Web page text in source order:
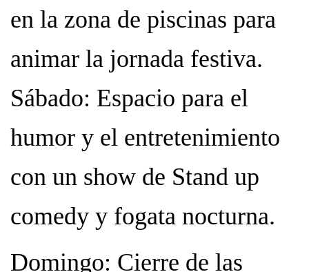
en la zona de piscinas para
animar la jornada festiva.
Sábado: Espacio para el
humor y el entretenimiento
con un show de Stand up
comedy y fogata nocturna.
Domingo: Cierre de las